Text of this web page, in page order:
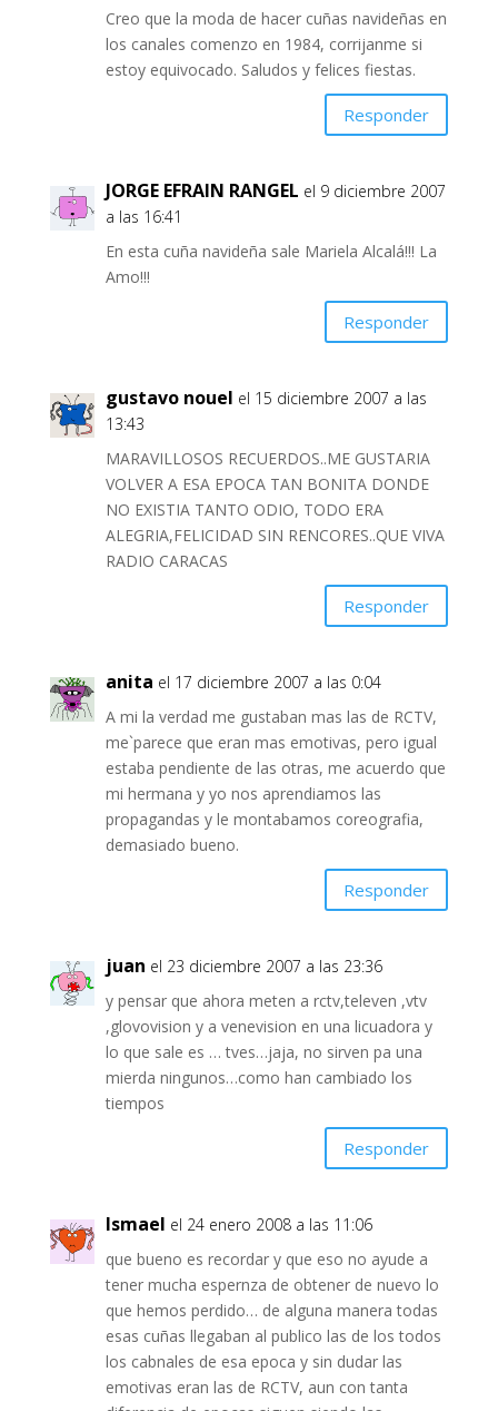
Creo que la moda de hacer cuñas navideñas en
los canales comenzo en 1984, corrijanme si
estoy equivocado. Saludos y felices fiestas.
Responder
JORGE EFRAIN RANGEL el 9 diciembre 2007
a las 16:41
En esta cuña navideña sale Mariela Alcalá!!! La
Amo!!!
Responder
gustavo nouel el 15 diciembre 2007 a las
13:43
MARAVILLOSOS RECUERDOS..ME GUSTARIA
VOLVER A ESA EPOCA TAN BONITA DONDE
NO EXISTIA TANTO ODIO, TODO ERA
ALEGRIA,FELICIDAD SIN RENCORES..QUE VIVA
RADIO CARACAS
Responder
anita el 17 diciembre 2007 a las 0:04
A mi la verdad me gustaban mas las de RCTV,
me`parece que eran mas emotivas, pero igual
estaba pendiente de las otras, me acuerdo que
mi hermana y yo nos aprendiamos las
propagandas y le montabamos coreografia,
demasiado bueno.
Responder
juan el 23 diciembre 2007 a las 23:36
y pensar que ahora meten a rctv,televen ,vtv
,glovovision y a venevision en una licuadora y
lo que sale es … tves…jaja, no sirven pa una
mierda ningunos…como han cambiado los
tiempos
Responder
Ismael el 24 enero 2008 a las 11:06
que bueno es recordar y que eso no ayude a
tener mucha espernza de obtener de nuevo lo
que hemos perdido… de alguna manera todas
esas cuñas llegaban al publico las de los todos
los cabnales de esa epoca y sin dudar las
emotivas eran las de RCTV, aun con tanta